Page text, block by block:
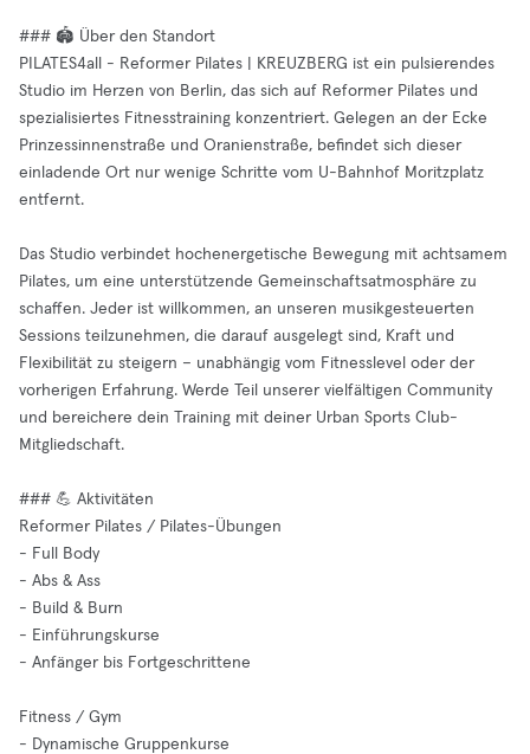
### 🏟️ Über den Standort
PILATES4all - Reformer Pilates | KREUZBERG ist ein pulsierendes
Studio im Herzen von Berlin, das sich auf Reformer Pilates und
spezialisiertes Fitnesstraining konzentriert. Gelegen an der Ecke
Prinzessinnenstraße und Oranienstraße, befindet sich dieser
einladende Ort nur wenige Schritte vom U-Bahnhof Moritzplatz
entfernt.
Das Studio verbindet hochenergetische Bewegung mit achtsamem
Pilates, um eine unterstützende Gemeinschaftsatmosphäre zu
schaffen. Jeder ist willkommen, an unseren musikgesteuerten
Sessions teilzunehmen, die darauf ausgelegt sind, Kraft und
Flexibilität zu steigern – unabhängig vom Fitnesslevel oder der
vorherigen Erfahrung. Werde Teil unserer vielfältigen Community
und bereichere dein Training mit deiner Urban Sports Club-
Mitgliedschaft.
### 💪 Aktivitäten
Reformer Pilates / Pilates-Übungen
- Full Body
- Abs & Ass
- Build & Burn
- Einführungskurse
- Anfänger bis Fortgeschrittene
Fitness / Gym
- Dynamische Gruppenkurse